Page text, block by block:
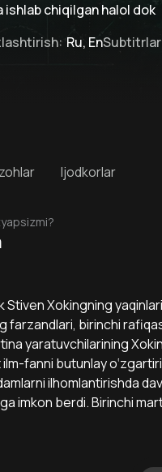
ishlab chiqilgan halol dok
: Ru, EnSubtitrlar
Ijodkorlar
Xokingning
farzandlari, birinchi
yaratuvchilarining
fanni butunlay
ilhomlantirishda
imkon berdi. Birinchi